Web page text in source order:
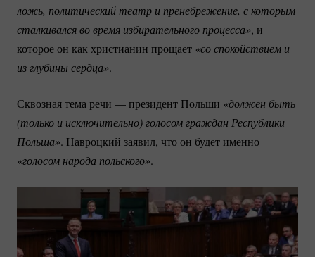
ложь, политический театр и пренебрежение, с которым
сталкивался во время избирательного процесса», и
которое он как христианин прощает «со спокойствием и
из глубины сердца».
Сквозная тема речи — президент Польши «должен быть
(только и исключительно) голосом граждан Республики
Польша». Навроцкий заявил, что он будет именно
«голосом народа польского».